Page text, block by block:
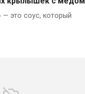
это соус, который